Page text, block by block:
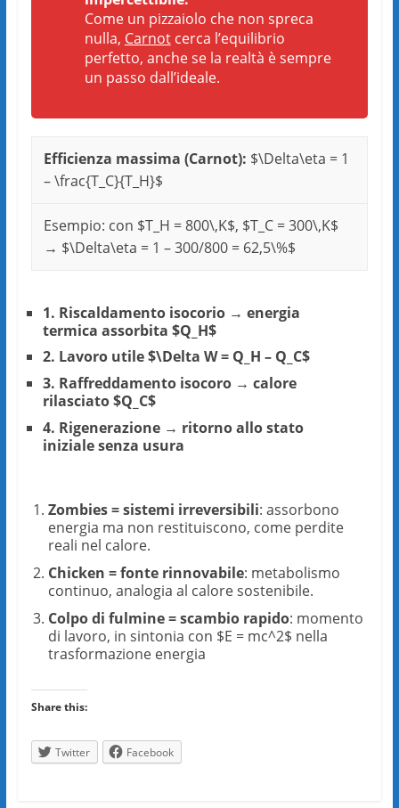
Come un pizzaiolo che non spreca
nulla, Carnotcerca l’equilibrio
perfetto, anche se la realtà è sempre
un passo dall’ideale.
Efficienza massima (Carnot): $\Delta\eta = 1
– \frac{T_C}{T_H}$
Esempio: con $T_H = 800\,K$, $T_C = 300\,K$
→ $\Delta\eta = 1 – 300/800 = 62,5\%$
1. Riscaldamento isocorio → energia
termica assorbita $Q_H$
2. Lavoro utile $\Delta W = Q_H – Q_C$
3. Raffreddamento isocoro → calore
rilasciato $Q_C$
4. Rigenerazione → ritorno allo stato
iniziale senza usura
Zombies = sistemi irreversibili: assorbono
energia ma non restituiscono, come perdite
reali nel calore.
Chicken = fonte rinnovabile: metabolismo
continuo, analogia al calore sostenibile.
Colpo di fulmine = scambio rapido: momento
di lavoro, in sintonia con $E = mc^2$ nella
trasformazione energia
Share this:
Twitter Facebook